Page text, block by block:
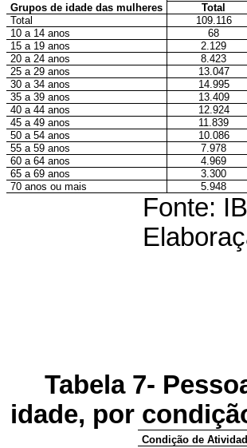
Grupos de idade das mulheres Total
Total
109.116
10 a 14 anos
68
15 a 19 anos
2.129
20 a 24 anos
8.423
25 a 29 anos
13.047
30 a 34 anos
14.995
35 a 39 anos
13.409
40 a 44 anos
12.924
45 a 49 anos
11.839
50 a 54 anos
10.086
55 a 59 anos
7.978
60 a 64 anos
4.969
65 a 69 anos
3.300
70 anos ou mais
5.948
Fonte:
Tabela 7-
idade, por
Condição de